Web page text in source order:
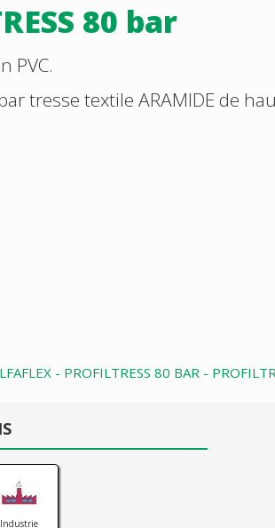
80 bar
PVC.
tresse textile ARAMIDE de
- PROFILTRESS 80 BAR -
Industrie